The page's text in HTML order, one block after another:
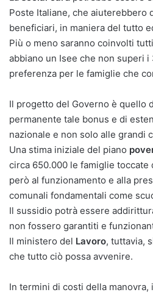
Poste Italiane, che aiuterebbero
beneficiari, in maniera del tutto
Più o meno saranno coinvolti
abbiano un Isee che non superi i
preferenza per le famiglie che
Il progetto del Governo è quello
permanente tale bonus e di
nazionale e non solo alle grandi
Una stima iniziale del piano
circa 650.000 le famiglie toccate
però al funzionamento e alla
comunali fondamentali come
Il sussidio potrà essere
non fossero garantiti e
Il ministero del Lavoro, tuttavia,
che tutto ciò possa avvenire.
In termini di costi della